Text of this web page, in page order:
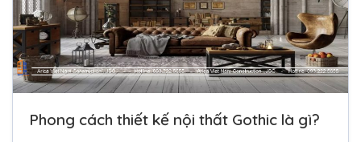
Phong cách thiết kế nội thất Gothic là gì?